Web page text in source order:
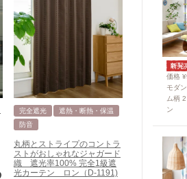
完全遮光
遮熱・断熱・保温
防音
丸柄とストライプのコントラ
ストがおしゃれなジャガード
織 遮光率100% 完全1級遮
光カーテン ロン（D-1191)
価格
モダ
ム柄
ン